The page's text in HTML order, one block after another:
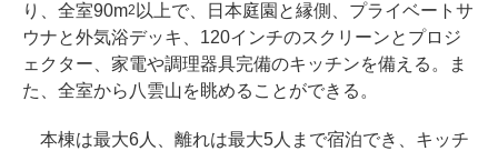
り、全室90m2 以上で、日本庭園と縁側、プライベートサ
ウナと外気浴デッキ、120インチのスクリーンとプロジ
ェクター、家電や調理器具完備のキッチンを備える。ま
た、全室から八雲山を眺めることができる。
本棟は最大6人、離れは最大5人まで宿泊でき、キッチ